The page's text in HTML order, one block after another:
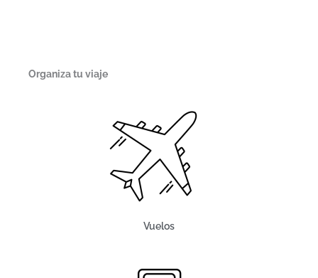
Organiza tu viaje
Vuelos